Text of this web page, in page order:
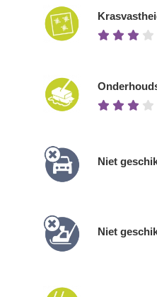
Niet
Niet